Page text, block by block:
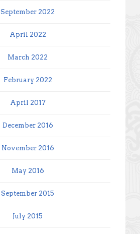
September 2022
April 2022
March 2022
February 2022
April 2017
December 2016
November 2016
May 2016
September 2015
July 2015